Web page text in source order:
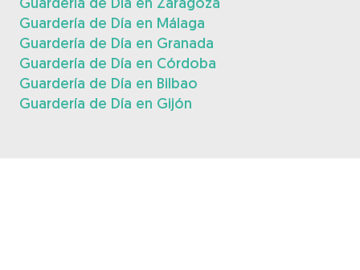
Guardería de Día en Málaga
Guardería de Día en Granada
Guardería de Día en Córdoba
Guardería de Día en Bilbao
Guardería de Día en Gijón